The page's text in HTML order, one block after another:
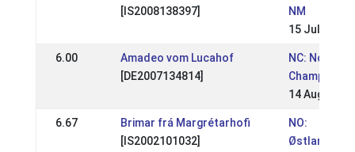
[IS2008138397]
NM
15 Jul 2018
6.00
Amadeo vom Lucahof
[DE2007134814]
NC: Nordic
14 Aug 2016
6.67
Brimar frá Margrétarhofi
[IS2002101032]
NO: